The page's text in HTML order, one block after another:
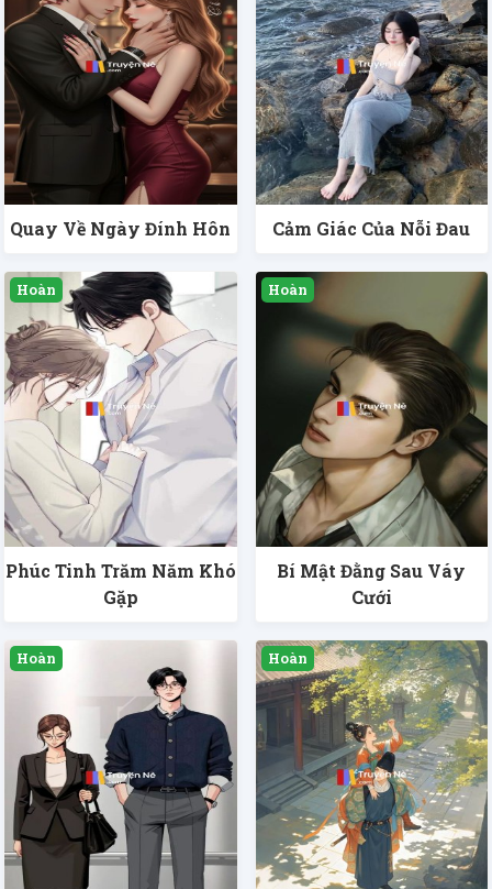
Quay Về Ngày Đính Hôn Cảm Giác Của Nỗi Đau
Phúc Tinh Trăm Năm Khó
Gặp
Bí Mật Đằng Sau Váy
Cưới